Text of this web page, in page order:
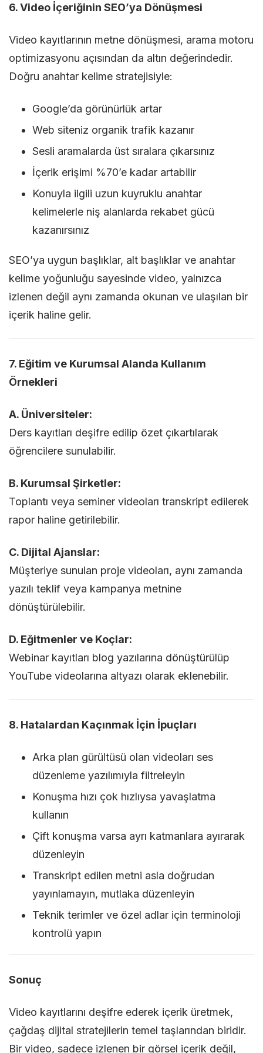
6. Video İçeriğinin SEO’ya Dönüşmesi
Video kayıtlarının metne dönüşmesi, arama motoru
optimizasyonu açısından da altın değerindedir.
Doğru anahtar kelime stratejisiyle:
Google’da görünürlük artar
Web siteniz organik trafik kazanır
Sesli aramalarda üst sıralara çıkarsınız
İçerik erişimi %70’e kadar artabilir
Konuyla ilgili uzun kuyruklu anahtar
kelimelerle niş alanlarda rekabet gücü
kazanırsınız
SEO’ya uygun başlıklar, alt başlıklar ve anahtar
kelime yoğunluğu sayesinde video, yalnızca
izlenen değil aynı zamanda okunan ve ulaşılan bir
içerik haline gelir.
7. Eğitim ve Kurumsal Alanda Kullanım
Örnekleri
A. Üniversiteler:
Ders kayıtları deşifre edilip özet çıkartılarak
öğrencilere sunulabilir.
B. Kurumsal Şirketler:
Toplantı veya seminer videoları transkript edilerek
rapor haline getirilebilir.
C. Dijital Ajanslar:
Müşteriye sunulan proje videoları, aynı zamanda
yazılı teklif veya kampanya metnine
dönüştürülebilir.
D. Eğitmenler ve Koçlar:
Webinar kayıtları blog yazılarına dönüştürülüp
YouTube videolarına altyazı olarak eklenebilir.
8. Hatalardan Kaçınmak İçin İpuçları
Arka plan gürültüsü olan videoları ses
düzenleme yazılımıyla filtreleyin
Konuşma hızı çok hızlıysa yavaşlatma
kullanın
Çift konuşma varsa ayrı katmanlara ayırarak
düzenleyin
Transkript edilen metni asla doğrudan
yayınlamayın, mutlaka düzenleyin
Teknik terimler ve özel adlar için terminoloji
kontrolü yapın
Sonuç
Video kayıtlarını deşifre ederek içerik üretmek,
çağdaş dijital stratejilerin temel taşlarından biridir.
Bir video, sadece izlenen bir görsel içerik değil,